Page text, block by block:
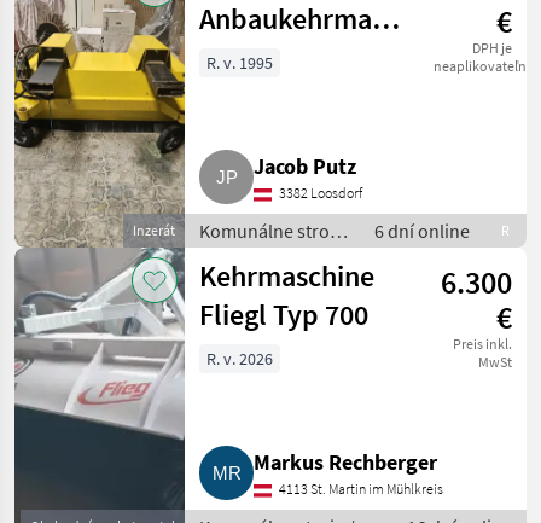
Inzerát
Anbaukehrmaschine
für Stapler,
€
DPH je
neaplikovateľné
R. v. 1995
Jacob Putz
3382 Loosdorf
Komunálne stroje
/ Zametací stroj
6 dní online R
Kehrmaschine
Fliegl Typ 700
6.300
€
Preis inkl.
MwSt
R. v. 2026
Markus Rechberger
4113 St. Martin im Mühlkreis